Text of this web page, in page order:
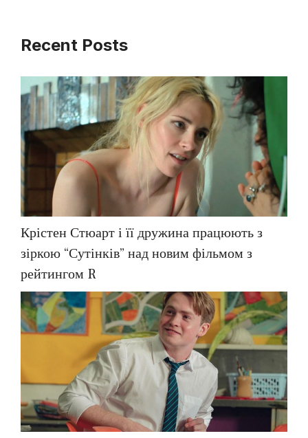
Recent Posts
Крістен Стюарт і її дружина працюють з
зіркою “Сутінків” над новим фільмом з
рейтингом R